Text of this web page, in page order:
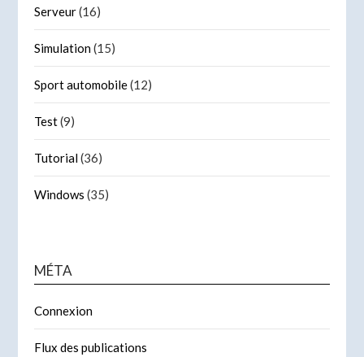
Serveur(16)
Simulation(15)
Sport automobile(12)
Test(9)
Tutorial(36)
Windows (35)
MÉTA
Connexion
Flux des publications